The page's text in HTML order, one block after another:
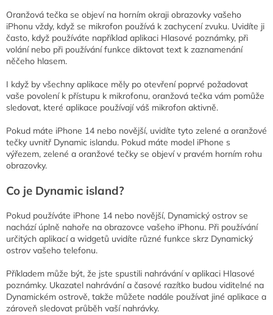
Oranžová tečka se objeví na horním okraji obrazovky vašeho
iPhonu vždy, když se mikrofon používá k zachycení zvuku. Uvidíte ji
často, když používáte například aplikaci Hlasové poznámky, při
volání nebo při používání funkce diktovat text k zaznamenání
něčeho hlasem.
I když by všechny aplikace měly po otevření poprvé požadovat
vaše povolení k přístupu k mikrofonu, oranžová tečka vám pomůže
sledovat, které aplikace používají váš mikrofon aktivně.
Pokud máte iPhone 14 nebo novější, uvidíte tyto zelené a oranžové
tečky uvnitř Dynamic islandu. Pokud máte model iPhone s
výřezem, zelené a oranžové tečky se objeví v pravém horním rohu
obrazovky.
Co je Dynamic island?
Pokud používáte iPhone 14 nebo novější, Dynamický ostrov se
nachází úplně nahoře na obrazovce vašeho iPhonu. Při používání
určitých aplikací a widgetů uvidíte různé funkce skrz Dynamický
ostrov vašeho telefonu.
Příkladem může být, že jste spustili nahrávání v aplikaci Hlasové
poznámky. Ukazatel nahrávání a časové razítko budou viditelné na
Dynamickém ostrově, takže můžete nadále používat jiné aplikace a
zároveň sledovat průběh vaší nahrávky.